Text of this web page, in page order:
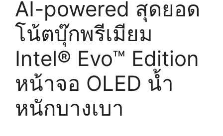
AI-powered สุดยอด
โน้ตบุ๊กพรีเมียม
Intel® Evo™ Edition
หน้าจอ OLED น้ำ
หนักบางเบา